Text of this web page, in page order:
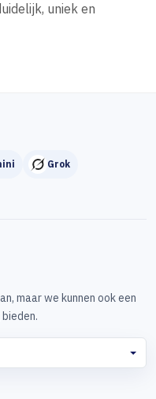
uniek en
Grok
maar we kunnen ook een